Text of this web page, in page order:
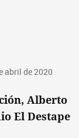
abril de 2020
Alberto
El Destape